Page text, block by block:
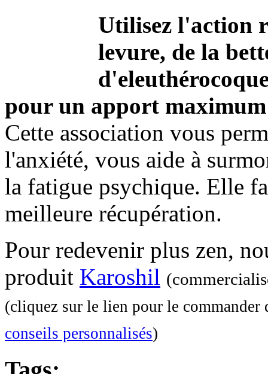
Utilisez l'action
levure, de la
pour un apport
Cette association vous
l'anxiété, vous aide à
la fatigue psychique. Elle
meilleure récupération.
Pour redevenir plus zen,
produit Karoshil
(cliquez sur le lien pour le commander
conseils personnalisés)